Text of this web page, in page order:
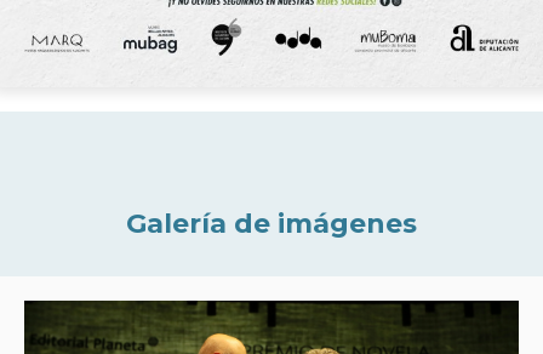
Galería de imágenes